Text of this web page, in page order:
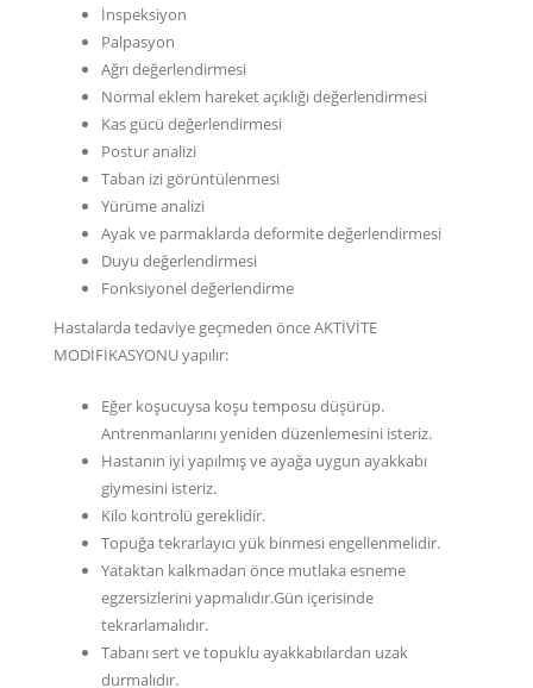
İnspeksiyon
Palpasyon
Ağrı değerlendirmesi
Normal eklem hareket açıklığı değerlendirmesi
Kas gücü değerlendirmesi
Postur analizi
Taban izi görüntülenmesi
Yürüme analizi
Ayak ve parmaklarda deformite değerlendirmesi
Duyu değerlendirmesi
Fonksiyonel değerlendirme
Hastalarda tedaviye geçmeden önce AKTİVİTE
MODİFİKASYONU yapılır:
Eğer koşucuysa koşu temposu düşürüp.
Antrenmanlarını yeniden düzenlemesini isteriz.
Hastanın iyi yapılmış ve ayağa uygun ayakkabı
giymesini isteriz.
Kilo kontrolü gereklidir.
Topuğa tekrarlayıcı yük binmesi engellenmelidir.
Yataktan kalkmadan önce mutlaka esneme
egzersizlerini yapmalıdır.Gün içerisinde
tekrarlamalıdır.
Tabanı sert ve topuklu ayakkabılardan uzak
durmalıdır.